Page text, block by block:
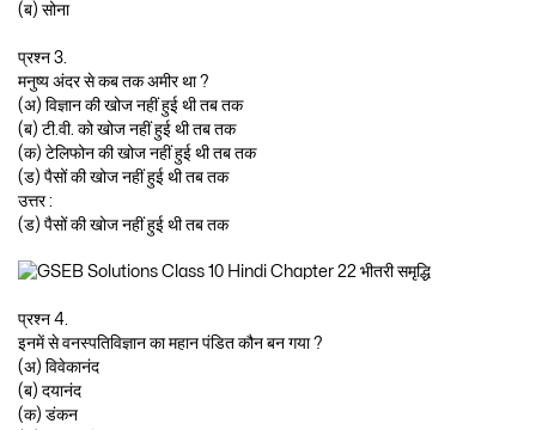
(ब) सोना
प्रश्न 3.
मनुष्य अंदर से कब तक अमीर था ?
(अ) विज्ञान की खोज नहीं हुई थी तब तक
(ब) टी.वी. को खोज नहीं हुई थी तब तक
(क) टेलिफोन की खोज नहीं हुई थी तब तक
(ड) पैसों की खोज नहीं हुई थी तब तक
उत्तर :
(ड) पैसों की खोज नहीं हुई थी तब तक
प्रश्न 4.
इनमें से वनस्पतिविज्ञान का महान पंडित कौन बन गया ?
(अ) विवेकानंद
(ब) दयानंद
(क) डंकन